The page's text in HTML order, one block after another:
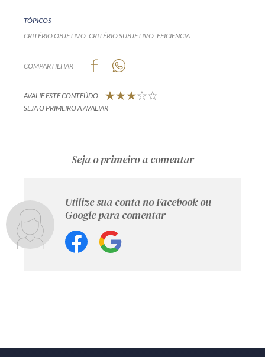
TÓPICOS
CRITÉRIO OBJETIVO CRITÉRIO SUBJETIVO EFICIÊNCIA
COMPARTILHAR
AVALIE ESTE CONTEÚDO
SEJA O PRIMEIRO A AVALIAR
Seja o primeiro a comentar
Utilize sua conta no Facebook ou
Google para comentar